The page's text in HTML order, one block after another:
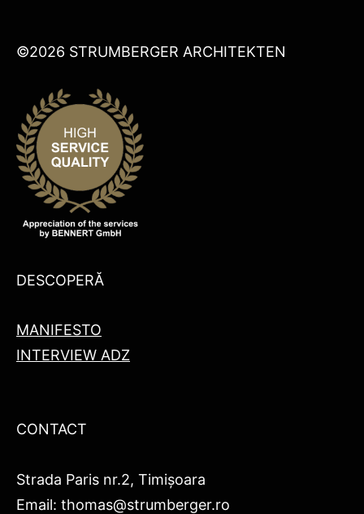
©2026 STRUMBERGER ARCHITEKTEN
DESCOPERĂ
MANIFESTO
INTERVIEW ADZ
CONTACT
Strada Paris nr.2, Timișoara
Email: thomas@strumberger.ro